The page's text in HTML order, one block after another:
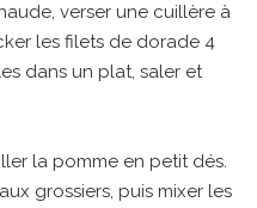
verser une cuillère à
les filets de dorade 4
dans un plat, saler et
la pomme en petit dés.
grossiers, puis mixer les